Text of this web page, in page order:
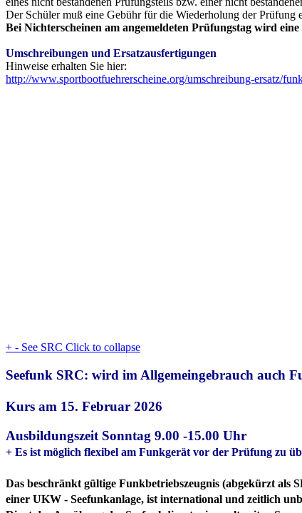
Der Schüler muß eine Gebühr für die Wiederholung der Prüfung
Bei Nichterscheinen am angemeldeten Prüfungstag wird
Umschreibungen und Ersatzausfertigungen
Hinweise erhalten Sie hier:
http://www.sportbootfuehrerscheine.org/umschreibung-ersatz/
+ - See SRC Click to collapse
Seefunk SRC: wird im Allgemeingebrauch auch
Kurs am 15. Februar 2026
Ausbildungszeit Sonntag 9.00 -15.00 Uhr
+ Es ist möglich flexibel am Funkgerät vor der Prüfung zu
Das beschränkt gültige Funkbetriebszeugnis (abgekürzt als
einer UKW - Seefunkanlage, ist international und zeitlich